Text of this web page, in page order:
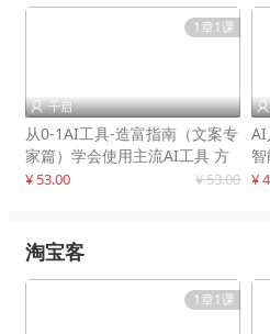
1章1课
 千启
从0-1AI工具-造富指南（文案专
家篇）学会使用主流AI工具 方
法和心法的融合
¥ 53.00 ¥ 53.00

AI
¥
淘宝客
1章1课